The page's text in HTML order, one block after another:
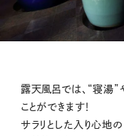
露天風呂では、“寝湯
ことができます！
サラリとした入り心地